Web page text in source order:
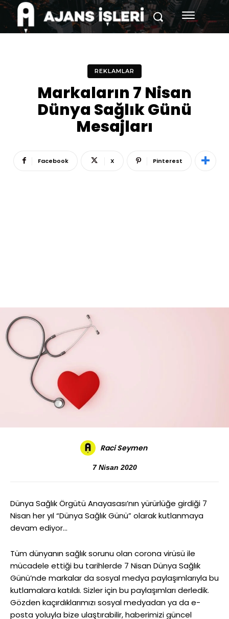
REKLAMLAR
Markaların 7 Nisan
Dünya Sağlık Günü
Mesajları
Facebook X Pinterest
Raci Seymen
7 Nisan 2020
Dünya Sağlık Örgütü Anayasası’nın yürürlüğe girdiği 7
Nisan her yıl “Dünya Sağlık Günü” olarak kutlanmaya
devam ediyor…
Tüm dünyanın sağlık sorunu olan corona virüsü ile
mücadele ettiği bu tarihlerde 7 Nisan Dünya Sağlık
Günü’nde markalar da sosyal medya paylaşımlarıyla bu
kutlamalara katıldı. Sizler için bu paylaşımları derledik.
Gözden kaçırdıklarımızı sosyal medyadan ya da e-
posta yoluyla bize ulaştırabilir, haberimizi güncel